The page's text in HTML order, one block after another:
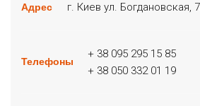
Адрес г. Киев ул. Богдановская,
Телефоны
+ 38 095 295 15 85
+ 38 050 332 01 19